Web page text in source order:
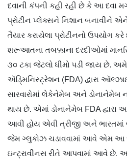
દવાની કંપની કહી રહી છે કે આ દવા
પ્રોટીન પ્લેક્સને નિશાન બનાવીને એને
તૈયાર કરાયેલા પ્રોટીનનો ઉપયોગ
શરૂઆતના તબક્કાના દરદીઓમાં
૩૦ ટકા જેટલો ધીમો પડી જાય છે.
ઍડ્‍મિનિસ્ટ્રેશન (FDA) દ્વારા
સારવારોમાં લેકેનેમેબ અને ડોનાનેમેબ
થાય છે. એમાં ડોનાનેમેબ FDA દ્વારા
આવી હોય એવી ત્રીજી અને ભારતમાં
જેમ ગ્લુકોઝ ચડાવવામાં આવે એમ આ
ઇન્ટ્રાવીનસ રીતે આપવામાં આવે છે.